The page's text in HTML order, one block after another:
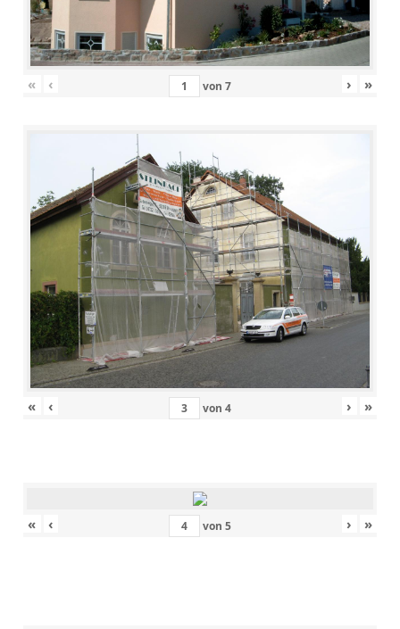
« ‹ von 7 › »
« ‹ von 4 › »
« ‹ von 5 › »